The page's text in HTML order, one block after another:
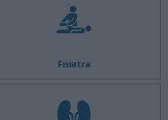
Fisiatra